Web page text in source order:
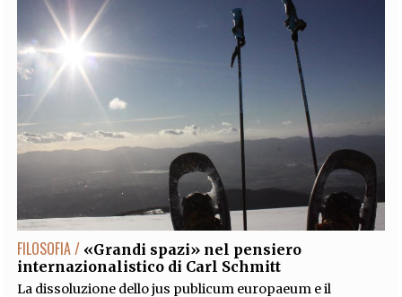
FILOSOFIA / «Grandi spazi» nel pensiero
internazionalistico di Carl Schmitt
La dissoluzione dello jus publicum europaeum e il